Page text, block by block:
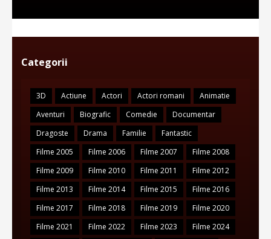
Categorii
3D Actiune Actori Actori romani
Animatie
Aventuri
Biografic Comedie
Documentar
Dragoste
Drama Familie
Fantastic
Filme 2005
Filme 2006 Filme 2007
Filme 2008
Filme 2009
Filme 2010 Filme 2011
Filme 2012
Filme 2013
Filme 2014 Filme 2015
Filme 2016
Filme 2017
Filme 2018 Filme 2019
Filme 2020
Filme 2021
Filme 2022 Filme 2023
Filme 2024